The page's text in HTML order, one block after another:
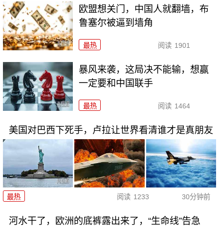
欧盟想关门，中国人就翻墙，布
鲁塞尔被逼到墙角
最热 阅读 1901
暴风来袭，这局决不能输，想赢
一定要和中国联手
最热 阅读 1464
美国对巴西下死手，卢拉让世界看清谁才是真朋友
最热 阅读 1233 30分钟前
河水干了，欧洲的底裤露出来了，“生命线”告急